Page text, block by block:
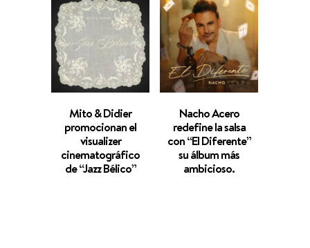
Mito & Didier
promocionan el
visualizer
cinematográfico
de “Jazz Bélico”
Nacho Acero
redefine la salsa
con “El Diferente”
su álbum más
ambicioso.